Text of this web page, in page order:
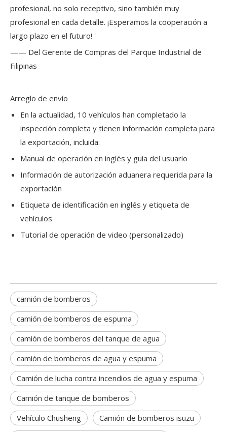
profesional, no solo receptivo, sino también muy
profesional en cada detalle. ¡Esperamos la cooperación a
largo plazo en el futuro! '
—— Del Gerente de Compras del Parque Industrial de
Filipinas
Arreglo de envío
En la actualidad, 10 vehículos han completado la
inspección completa y tienen información completa para
la exportación, incluida:
Manual de operación en inglés y guía del usuario
Información de autorización aduanera requerida para la
exportación
Etiqueta de identificación en inglés y etiqueta de
vehículos
Tutorial de operación de video (personalizado)
camión de bomberos
camión de bomberos de espuma
camión de bomberos del tanque de agua
camión de bomberos de agua y espuma
Camión de lucha contra incendios de agua y espuma
Camión de tanque de bomberos
Vehículo Chusheng
Camión de bomberos isuzu